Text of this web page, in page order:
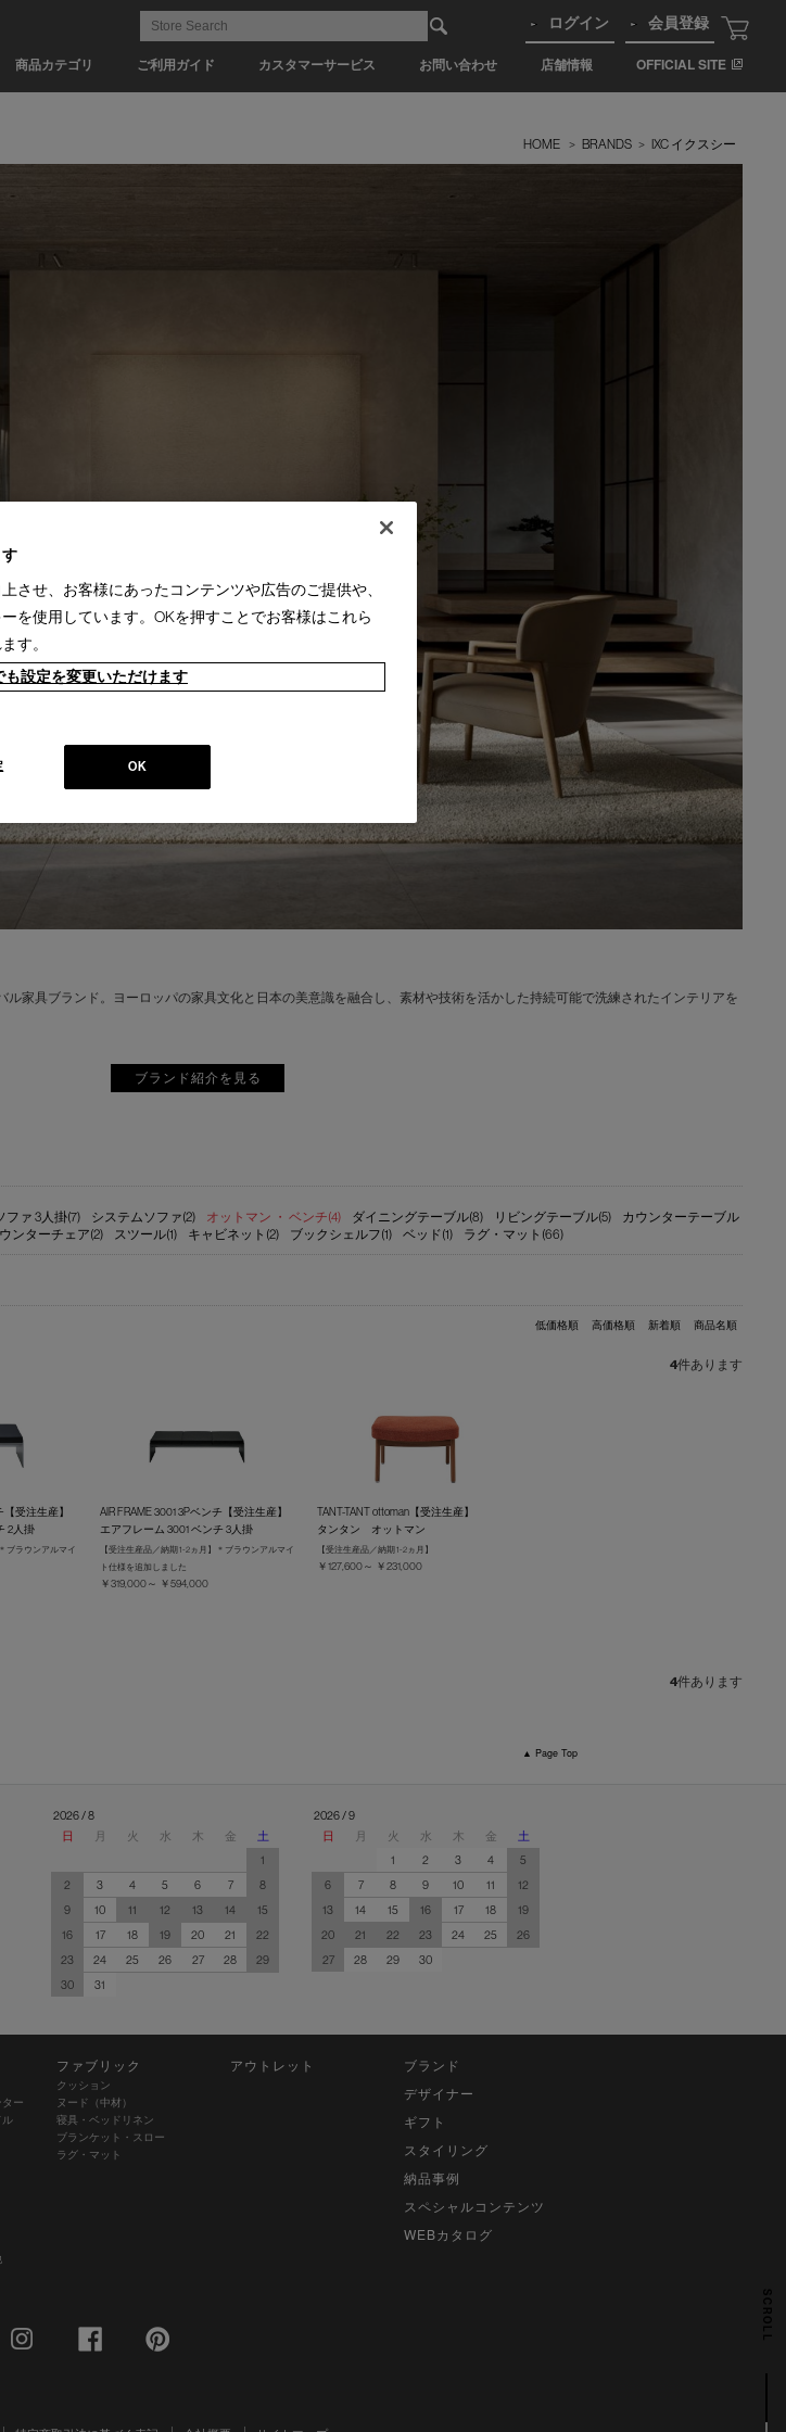
商品カテゴリ ご利用ガイド カスタマーサービス お問い合わせ 店舗情報 OFFICIAL SITE
ログイン 会員登録
SCROLL
HOME > BRANDS > IXC イクスシー
バル家具ブランド。ヨーロッパの家具文化と日本の美意識を融合し、素材や技術を活かした持続可能で洗練されたインテリアを
ブランド紹介を見る
ファ 3人掛(7) システムソファ(2) オットマン ・ ベンチ(4) ダイニングテーブル(8) リビングテーブル(5)
カウンターテーブル
ンターチェア(2) スツール(1) キャビネット(2) ブックシェルフ(1) ベッド(1) ラグ・マット(66)
低価格順 高価格順 新着順 商品名順
4件あります
【受注生産】
2人掛
ブラウンアルマイ
AIR FRAME 3001 3Pベンチ【受注生産】
エアフレーム 3001 ベンチ 3人掛
【受注生産品／納期 1-2ヵ月】＊ブラウンアルマイ
ト仕様を追加しました
￥319,000～ ￥594,000
TANT-TANT ottoman【受注生産】
タンタン オットマン
【受注生産品／納期 1-2ヵ月】
￥127,600～ ￥231,000
4件あります
▲ Page Top
2026 / 8
日
月 火 水 木 金
土
1
2
3 4 5 6 7
8
9
10 11 12 13 14
15
16
17 18 19 20 21
22
23
24 25 26 27 28
29
30
31
2026 / 9
日
月 火 水 木 金
土
1
2 3 4
5
6
7 8 9 10 11
12
13
14 15 16 17 18
19
20
21 22 23 24 25
26
27
28 29 30
ー
ル
ファブリック
クッション
ヌード（中材）
寝具・ベッドリネン
ブランケット・スロー
ラグ・マット
アウトレット
ブランド
デザイナー
ギフト
スタイリング
納品事例
スペシャルコンテンツ
WEBカタログ
させ、お客様にあったコンテンツや広告のご提供や、
を使用しています。OKを押すことでお客様はこれら
す。
も設定を変更いただけます
OK